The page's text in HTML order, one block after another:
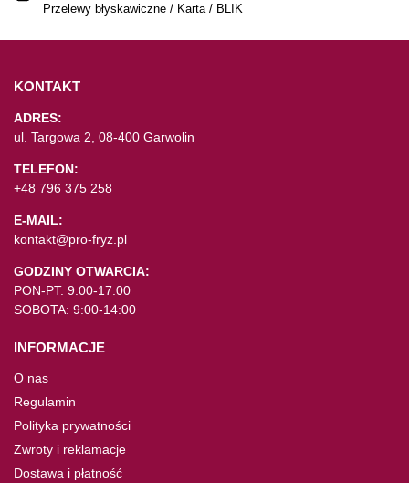
Przelewy błyskawiczne / Karta / BLIK
KONTAKT
ADRES:
ul. Targowa 2, 08-400 Garwolin
TELEFON:
+48 796 375 258
E-MAIL:
kontakt@pro-fryz.pl
GODZINY OTWARCIA:
PON-PT: 9:00-17:00
SOBOTA: 9:00-14:00
INFORMACJE
O nas
Regulamin
Polityka prywatności
Zwroty i reklamacje
Dostawa i płatność